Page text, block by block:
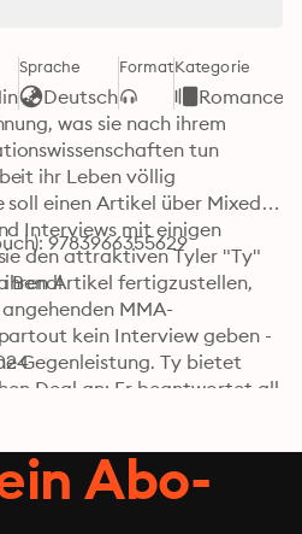
Sprache
Deutsch
FormatKategorie
Romance
was sie nach ihrem
tun
ihr Leben völlig
einen Artikel über Mixed
Interviews mit einigen
den attraktiven Tyler "Ty"
Artikel fertigzustellen,
MMA-
kein Interview geben -
Gegenleistung. Ty bietet
Deal an: Er beantwortet all
Date zustimmt. Die beiden
doch Ty hat ein Geheimnis,
9783966355629
Bendl
Abo-